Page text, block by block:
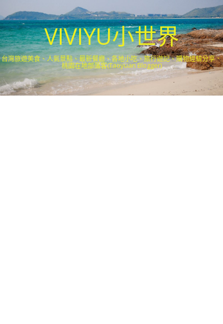
VIVIYU小世界
台灣旅遊美食、人氣景點、最新餐廳、各地小吃、旅行遊記、購物經驗分享．
桃園在地部落客(Taoyuan Blogger)